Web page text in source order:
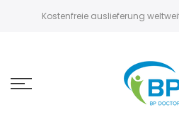
Kostenfreie auslieferung